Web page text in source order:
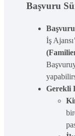
Başvuru
İş
Gerekli